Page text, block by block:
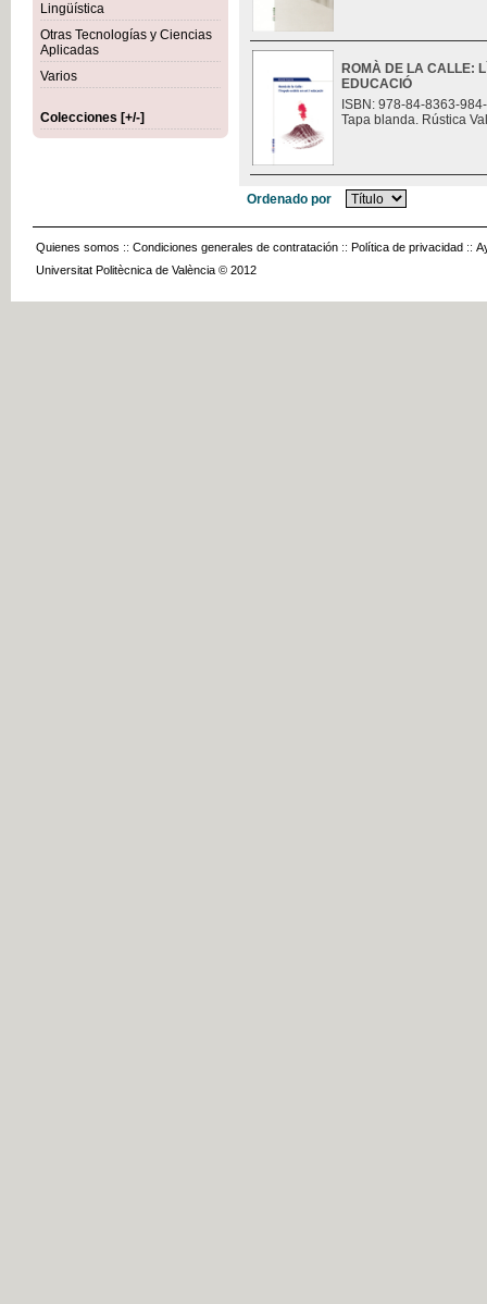
Lingüística
Otras Tecnologías y Ciencias
Aplicadas
Varios
Colecciones [+/-]
ROMÀ DE LA CALLE:
EDUCACIÓ
ISBN: 978-84-8363-
Tapa blanda. Rústica
Ordenado por
Quienes somos :: Condiciones generales de contratación :: Política de privacidad ::
Universitat Politècnica de València © 2012